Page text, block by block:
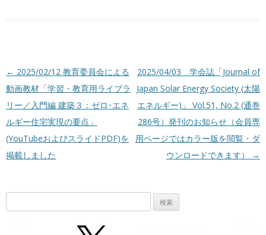
投稿ナビゲーション
← 2025/02/12 教育委員会による
動画教材「学習・教育用ライブラ
リー／入門編 建築３：ゼロ･エネ
ルギー住宅実現の要点」
(YouTubeおよびスライドPDF)を
掲載しました
2025/04/03 学会誌「Journal of
Japan Solar Energy Society (太陽
エネルギー)」 Vol.51, No.2 (通巻
286号）発刊のお知らせ（会員専
用ページではカラー版を閲覧・ダ
ウンロードできます）
→
索: